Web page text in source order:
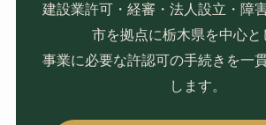
建設業許可・経審・法人設立・障
市を拠点に栃木県を中心と
事業に必要な許認可の手続きを一
します。